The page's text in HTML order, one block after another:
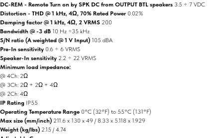
DC-REM - Remote Turn on by SPK DC from OUTPUT BTL speakers 3.5 ÷ 7 VDC
Distortion - THD @ 1 kHz, 4Ω, 70% Rated Power 0.02%
Damping factor @ 1 kHz, 4Ω, 2 VRMS 200
Bandwidth @ -3 dB 10 Hz ÷35 kHz
S/N ratio (A weighted @ 1 V Input) 105 dBA
Pre-In sensitivity 0.6 ÷ 6 VRMS
Speaker-In sensitivity 2.2 ÷ 22 VRMS
Minimum load impedance:
@ 4Ch: 2Ω
@ 3Ch: 2Ω + 2Ω + 4Ω
@ 2Ch: 4Ω
IP Rating IP55
Operating Temperature Range 0°C (32°F) to 55°C (131°F)
Max size (mm/inch) 211.6 x 130 x 49 / 8.33 x 5.118 x 1.929
Weight (kg/lbs) 2.15 / 4.74